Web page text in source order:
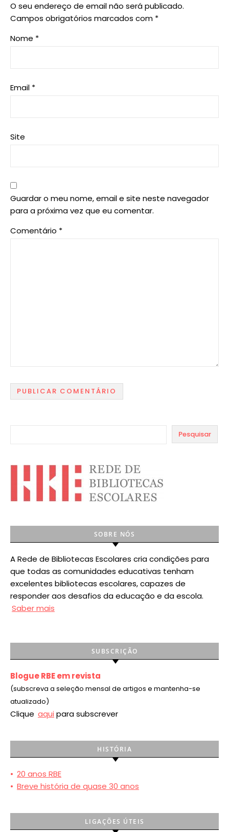
O seu endereço de email não será publicado.
Campos obrigatórios marcados com *
Nome *
Email *
Site
Guardar o meu nome, email e site neste navegador
para a próxima vez que eu comentar.
Comentário *
Pesquisar
SOBRE NÓS
A Rede de Bibliotecas Escolares cria condições para
que todas as comunidades educativas tenham
excelentes bibliotecas escolares, capazes de
responder aos desafios da educação e da escola.
Saber mais
SUBSCRIÇÃO
Blogue RBE em revista
(subscreva a seleção mensal de artigos e mantenha-se
atualizado)
Clique aqui para subscrever
HISTÓRIA
• 20 anos RBE
• Breve história de quase 30 anos
LIGAÇÕES ÚTEIS